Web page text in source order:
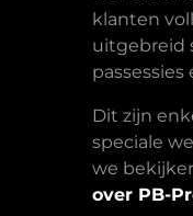
klanten
uitgebreid
Dit zijn
speciale
we
over PB-